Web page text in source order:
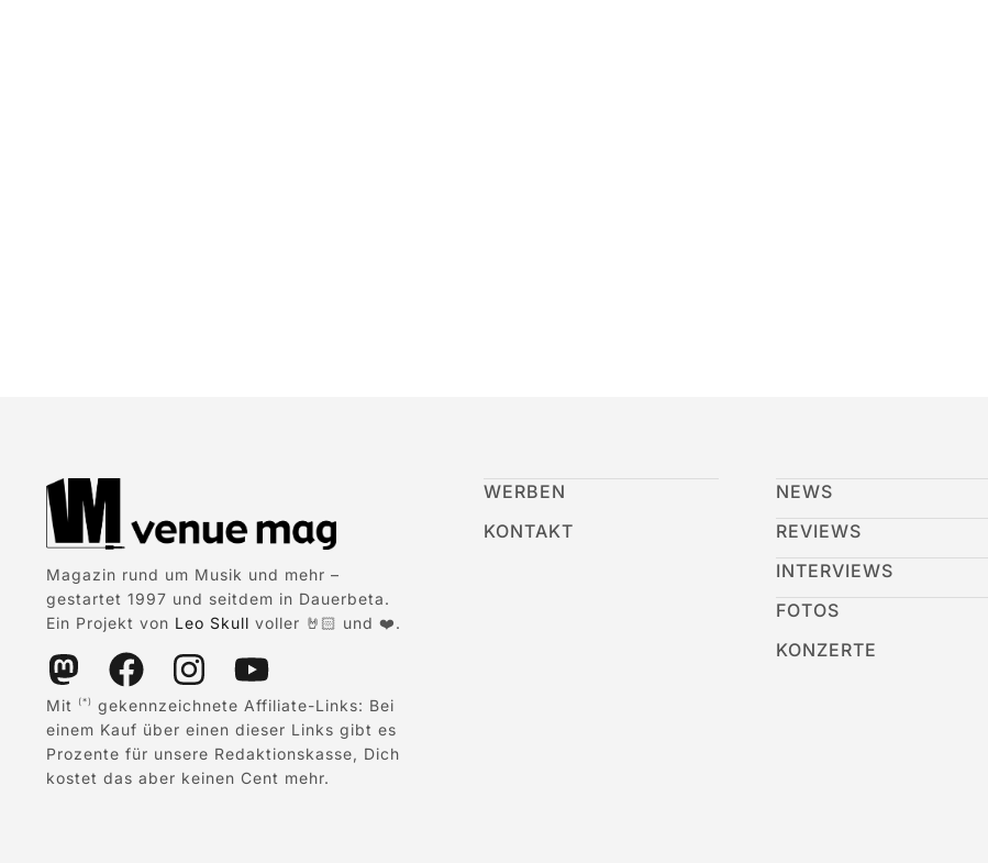
Magazin rund um Musik und mehr –
gestartet 1997 und seitdem in Dauerbeta.
Ein Projekt von Leo Skull voller 🤘🏻 und ❤️.
Mit (*)
gekennzeichnete Affiliate-Links: Bei
einem Kauf über einen dieser Links gibt es
Prozente für unsere Redaktionskasse, Dich
kostet das aber keinen Cent mehr.
WERBEN
KONTAKT
NEWS
REVIEWS
INTERVIEWS
FOTOS
KONZERTE